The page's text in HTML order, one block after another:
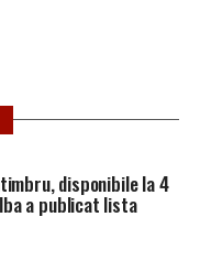
disponibile la 4
a publicat lista